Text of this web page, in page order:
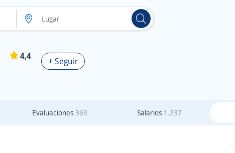
4,4
+ Seguir
Evaluaciones 363 Salarios 1.237